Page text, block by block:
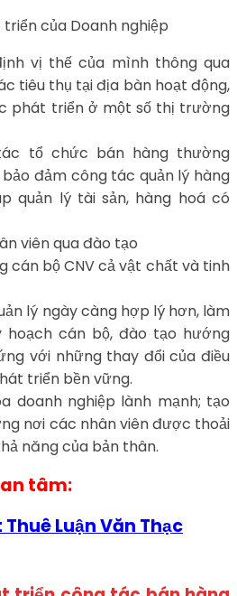
triển của Doanh nghiệp
vị thế của mình thông qua
tiêu thụ tại địa bàn hoạt động,
phát triển ở một số thị trường
tổ chức bán hàng thường
đảm công tác quản lý hàng
quản lý tài sản, hàng hoá có
viên qua đào tạo
cán bộ CNV cả vật chất và tinh
lý ngày càng hợp lý hơn, làm
cán bộ, đào tạo hướng
với những thay đổi của điều
triển bền vững.
doanh nghiệp lành mạnh; tạo
nơi các nhân viên được thoải
năng của bản thân.
tâm:
Thuê Luận Văn Thạc